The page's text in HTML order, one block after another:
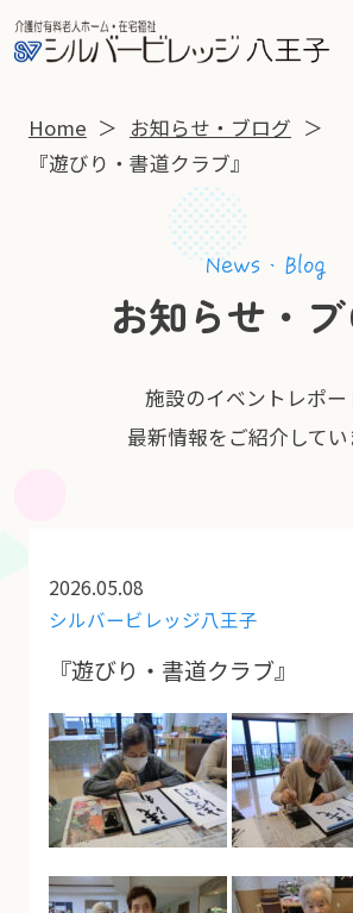
Home
お知らせ・ブログ
『遊びり・書道クラブ』
お知らせ・
施設のイベントレポー
最新情報をご紹介してい
2026.05.08
シルバービレッジ八王子
『遊びり・書道クラブ』